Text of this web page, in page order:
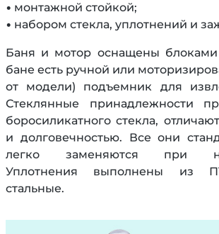
• монтажной стойкой;
• набором стекла, уплотнений и
Баня и мотор оснащены блоками
бане есть ручной или
от модели) подъемник для
Стеклянные принадлежности
боросиликатного стекла,
и долговечностью. Все они
легко заменяются при
Уплотнения выполнены из
стальные.